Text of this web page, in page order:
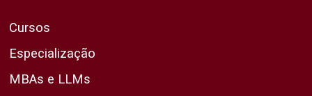
Cursos
Especialização
MBAs e LLMs